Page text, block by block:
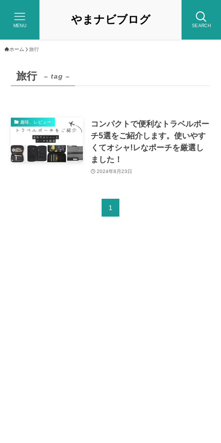
やまナビブログ SEARCH
MENU
ホーム 旅行
旅行 – tag –
趣味、レビュー
コンパクトで便利なトラベルポー
チ5選をご紹介します。使いやす
くてオシャ!レなポーチを厳選し
ました！
2024年8月23日
1